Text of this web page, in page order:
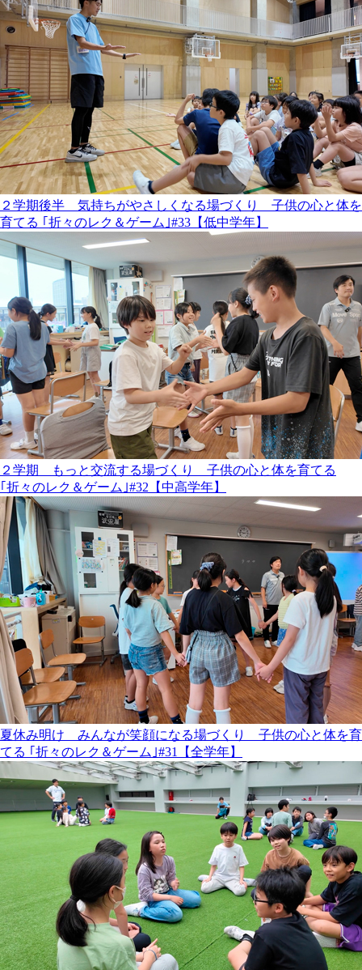
２学期後半 気持ちがやさしくなる場づくり 子供の心と体を
育てる ｢折々のレク＆ゲーム｣#33【低中学年】
２学期 もっと交流する場づくり 子供の心と体を育てる
｢折々のレク＆ゲーム｣#32【中高学年】
夏休み明け みんなが笑顔になる場づくり 子供の心と体を育
てる ｢折々のレク＆ゲーム｣#31【全学年】